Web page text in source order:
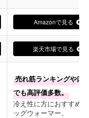
Amazonで見る
楽天市場で見る
売れ筋ランキングや口
でも高評価多数。
冷え性に方におすすめ
ッグウォーマー。